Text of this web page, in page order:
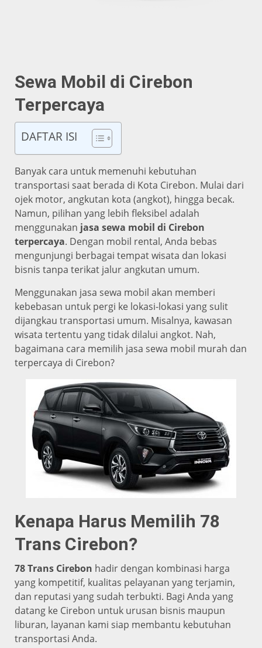
Sewa Mobil di Cirebon
Terpercaya
DAFTAR ISI
Banyak cara untuk memenuhi kebutuhan
transportasi saat berada di Kota Cirebon. Mulai dari
ojek motor, angkutan kota (angkot), hingga becak.
Namun, pilihan yang lebih fleksibel adalah
menggunakan jasa sewa mobil di Cirebon
terpercaya. Dengan mobil rental, Anda bebas
mengunjungi berbagai tempat wisata dan lokasi
bisnis tanpa terikat jalur angkutan umum.
Menggunakan jasa sewa mobil akan memberi
kebebasan untuk pergi ke lokasi-lokasi yang sulit
dijangkau transportasi umum. Misalnya, kawasan
wisata tertentu yang tidak dilalui angkot. Nah,
bagaimana cara memilih jasa sewa mobil murah dan
terpercaya di Cirebon?
Kenapa Harus Memilih 78
Trans Cirebon?
78 Trans Cirebon hadir dengan kombinasi harga
yang kompetitif, kualitas pelayanan yang terjamin,
dan reputasi yang sudah terbukti. Bagi Anda yang
datang ke Cirebon untuk urusan bisnis maupun
liburan, layanan kami siap membantu kebutuhan
transportasi Anda.